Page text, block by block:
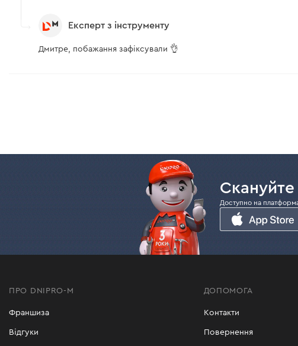
Експерт з інструменту
Дмитре, побажання зафіксували 👌
Доступно на
ПРО DNIPRO-M
Франшиза
Відгуки
ДОПОМОГА
Контакти
Повернення